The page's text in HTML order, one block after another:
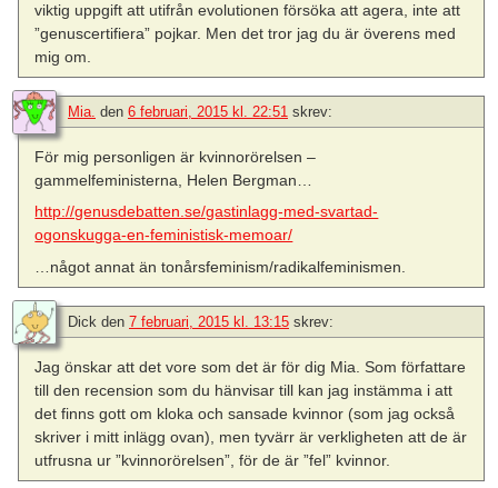
viktig uppgift att utifrån evolutionen försöka att agera, inte att
”genuscertifiera” pojkar. Men det tror jag du är överens med
mig om.
Mia. den 6 februari, 2015 kl. 22:51 skrev:
För mig personligen är kvinnorörelsen –
gammelfeministerna, Helen Bergman…
http://genusdebatten.se/gastinlagg-med-svartad-
ogonskugga-en-feministisk-memoar/
…något annat än tonårsfeminism/radikalfeminismen.
Dick den 7 februari, 2015 kl. 13:15 skrev:
Jag önskar att det vore som det är för dig Mia. Som författare
till den recension som du hänvisar till kan jag instämma i att
det finns gott om kloka och sansade kvinnor (som jag också
skriver i mitt inlägg ovan), men tyvärr är verkligheten att de är
utfrusna ur ”kvinnorörelsen”, för de är ”fel” kvinnor.